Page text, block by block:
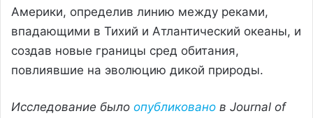
Америки, определив линию между реками,
впадающими в Тихий и Атлантический океаны, и
создав новые границы сред обитания,
повлиявшие на эволюцию дикой природы.
Исследование было опубликовано в Journal of